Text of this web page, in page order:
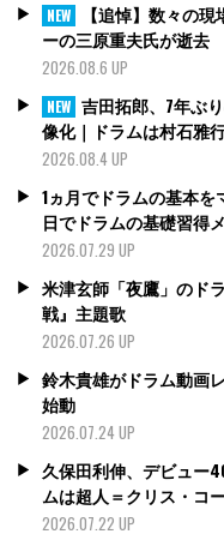
NEW
【追悼】数々の
ーの三原重夫氏が逝去
2026.08.6 UP
NEW 吉田拓郎、7年ぶ
像化｜ドラムは村石雅
2026.08.4 UP
1ヵ月でドラムの基本
日でドラムの基礎習得
2026.07.29 UP
米津玄師「夜鷹」のド
戦』主題歌
2026.07.26 UP
鈴木貴雄がドラム動画
始動
2026.07.24 UP
久保田利伸、デビュー
ムは超人＝クリス・コ
2026.07.22 UP